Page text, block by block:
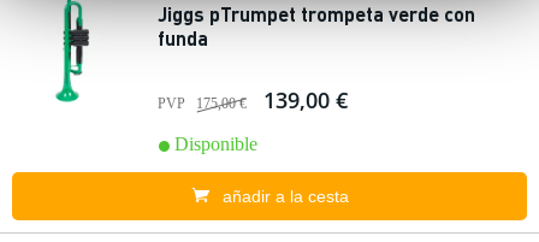
Jiggs pTrumpet trompeta verde con
funda
PVP 175,00 € 139,00 €
Disponible
añadir a la cesta